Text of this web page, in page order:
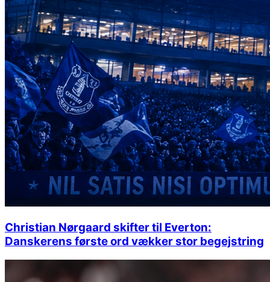
Christian Nørgaard skifter til Everton:
Danskerens første ord vækker stor begejstring